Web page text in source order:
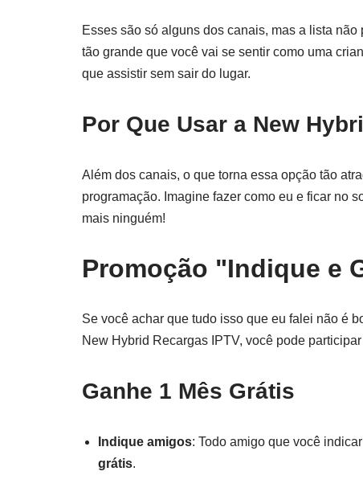
Esses são só alguns dos canais, mas a lista não
tão grande que você vai se sentir como uma
que assistir sem sair do lugar.
Por Que Usar a New
Além dos canais, o que torna essa opção tão
programação. Imagine fazer como eu e ficar no
mais ninguém!
Promoção "Indique e
Se você achar que tudo isso que eu falei não é
New Hybrid Recargas IPTV, você pode
Ganhe 1 Mês Grátis
Indique amigos: Todo amigo que você
grátis.